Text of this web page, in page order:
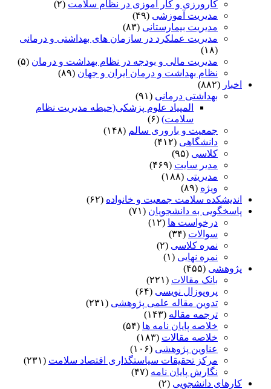
کارورزی و کار آموزی در نظام سلامت (۲)
مدیریت آموزشی (۴۹)
مدیریت بیمارستانی (۸۳)
مدیریت عملکرد در سازمان های بهداشتی و درمانی
(۱۸)
مدیریت مالی و بودجه در نظام بهداشت و درمان (۵)
نظام بهداشت و درمان ایران و جهان (۸۹)
اخبار (۸۸۲)
بهداشتی درمانی (۹۱)
المپیاد علوم پزشکی(حیطه مدیریت نظام
سلامت) (۶)
جمعیت و باروری سالم (۱۴۸)
دانشگاهی (۴۱۲)
کلاسی (۹۵)
مدیر سایت (۴۶۹)
مدیریتی (۱۸۸)
ویژه (۸۹)
اندیشکده سلامت جمعیت و خانواده (۶۲)
پاسخگویی به دانشجویان (۷۱)
درخواست ها (۱۲)
سوالات (۳۴)
نمره کلاسی (۲)
نمره نهایی (۱)
پژوهشی (۴۵۵)
بانک مقالات (۲۲۱)
پروپوزال نویسی (۶۴)
تدوین مقاله علمی پژوهشی (۲۳۱)
ترجمه مقاله (۱۴۳)
خلاصه پایان نامه ها (۵۴)
خلاصه مقالات (۱۸۳)
عناوین پژوهشی (۱۰۶)
مرکز تحقیقات سیاستگذاری اقتصاد سلامت (۲۳۱)
نگارش پایان نامه (۴۷)
کارهای دانشجویی (۲)